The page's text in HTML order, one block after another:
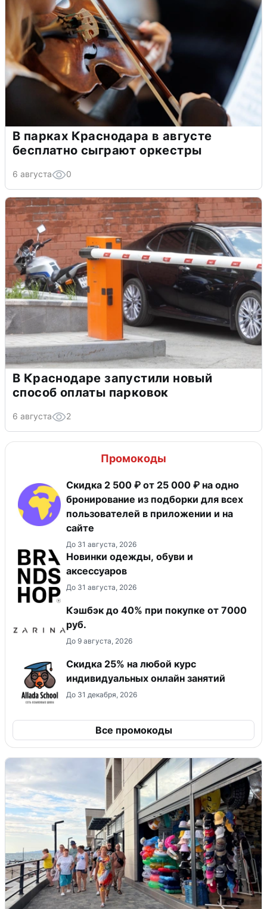
В парках Краснодара в августе
бесплатно сыграют оркестры
6 августа 0
В Краснодаре запустили новый
способ оплаты парковок
6 августа 2
Промокоды
Скидка 2 500 ₽ от 25 000 ₽ на одно
бронирование из подборки для всех
пользователей в приложении и на
сайте
До 31 августа, 2026
Новинки одежды, обуви и
аксессуаров
До 31 августа, 2026
Кэшбэк до 40% при покупке от 7000
руб.
До 9 августа, 2026
Скидка 25% на любой курс
индивидуальных онлайн занятий
До 31 декабря, 2026
Все промокоды